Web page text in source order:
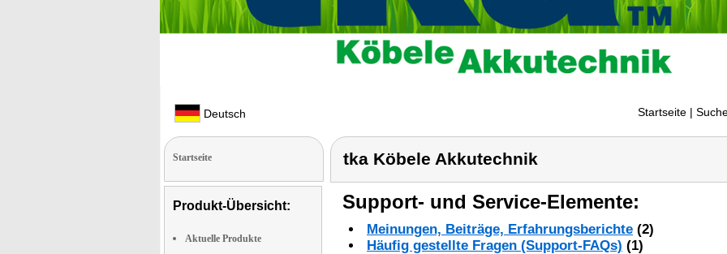
Deutsch Startseite |
Startseite
Produkt-Übersicht:
Aktuelle Produkte
tka Köbele Akkutechnik
Support- und Service-Elemente:
Meinungen, Beiträge, Erfahrungsberichte (2)
Häufig gestellte Fragen (Support-FAQs) (1)